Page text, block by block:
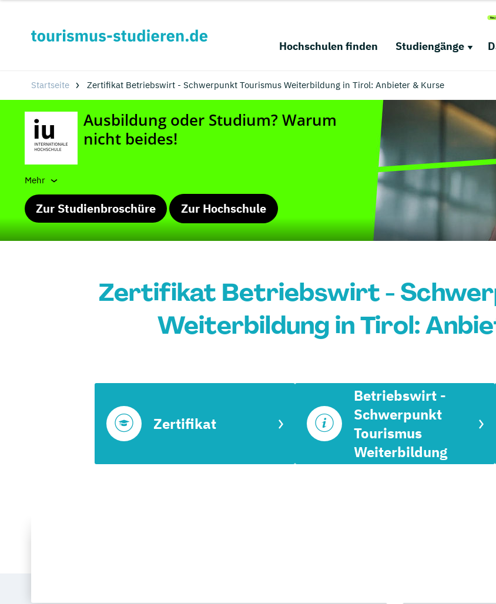
Hochschulen finden Studiengänge
Startseite Zertifikat Betriebswirt - Schwerpunkt Tourismus Weiterbildung in Tirol: Anbieter & Kurse
Mehr
Zur Studienbroschüre Zur Hochschule
Zertifikat Betriebswirt -
Weiterbildung in Tirol:
Zertifikat
Betriebswirt -
Schwerpunkt
Tourismus
Weiterbildung